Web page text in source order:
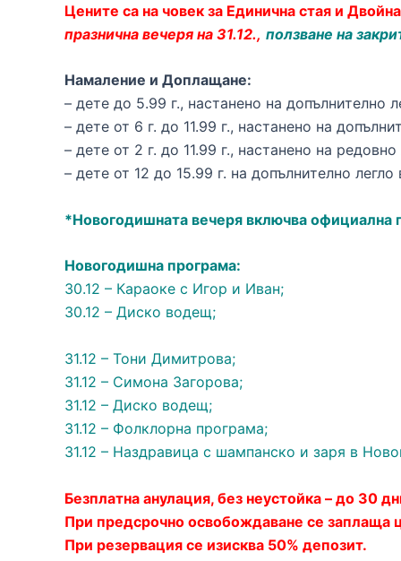
Цените са на човек за Единична стая и
празнична вечеря на 31.12., ползване на
Намаление и Доплащане:
– дете до 5.99 г., настанено на допълнително
– дете от 6 г. до 11.99 г., настанено на
– дете от 2 г. до 11.99 г., настанено на
– дете от 12 до 15.99 г. на допълнително
*Новогодишната вечеря включва официална
Новогодишна програма:
30.12 – Караоке с Игор и Иван;
30.12 – Диско водещ;
31.12 – Тони Димитрова;
31.12 – Симона Загорова;
31.12 – Диско водещ;
31.12 – Фолклорна програма;
31.12 – Наздравица с шампанско и заря в
Безплатна анулация, без неустойка – до 30
При предсрочно освобождаване се заплаща
При резервация се изисква 50% депозит.